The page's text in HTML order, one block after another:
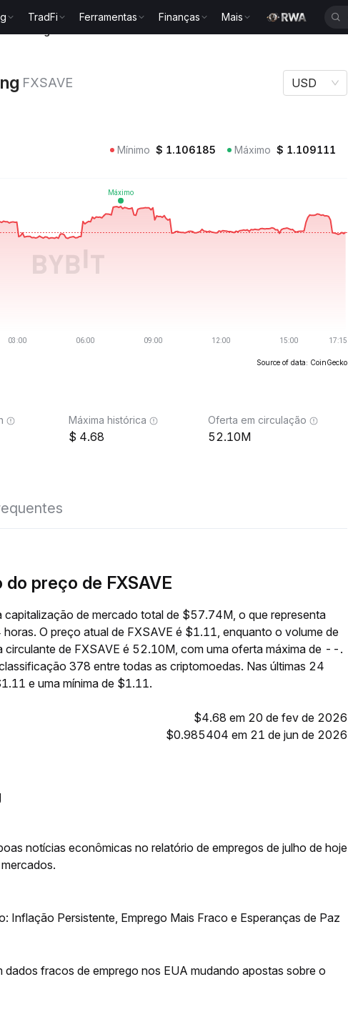
TradFi Ferramentas Finanças Mais
FXSAVE USD
Mínimo $ 1.106185 Máximo $ 1.109111
Source of data: CoinGecko
Máxima histórica
4.68
Oferta em circulação
52.10M
preço de FXSAVE
de mercado total de $57.74M, o que representa
O preço atual de FXSAVE é $1.11, enquanto o volume de
de FXSAVE é 52.10M, com uma oferta máxima de --.
378 entre todas as criptomoedas. Nas últimas 24
e uma mínima de $1.11.
$4.68 em 20 de fev de 2026
$0.985404 em 21 de jun de 2026
notícias econômicas no relatório de empregos de julho de hoje
Inflação Persistente, Emprego Mais Fraco e Esperanças de Paz
fracos de emprego nos EUA mudando apostas sobre o